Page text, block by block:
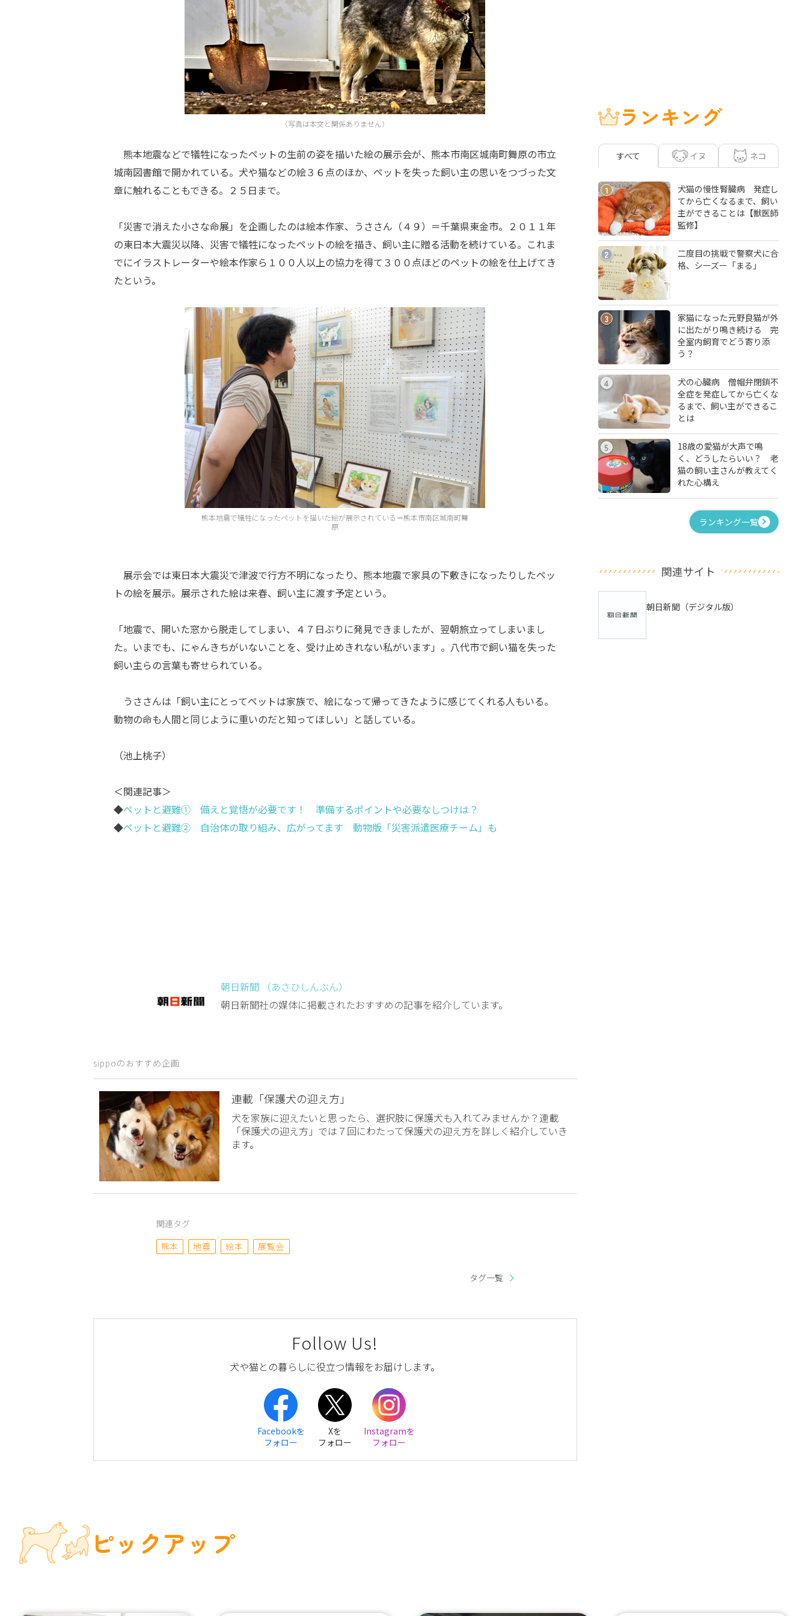
（写真は本文と関係ありません）
熊本地震などで犠牲になったペットの生前の姿を描いた絵の展示会が、熊本市南区城南町舞原の市立
城南図書館で開かれている。犬や猫などの絵３６点のほか、ペットを失った飼い主の思いをつづった文
章に触れることもできる。２５日まで。
「災害で消えた小さな命展」を企画したのは絵本作家、うささん（４９）＝千葉県東金市。２０１１年
の東日本大震災以降、災害で犠牲になったペットの絵を描き、飼い主に贈る活動を続けている。これま
でにイラストレーターや絵本作家ら１００人以上の協力を得て３００点ほどのペットの絵を仕上げてき
たという。
熊本地震で犠牲になったペットを描いた絵が展示されている＝熊本市南区城南町舞
原
展示会では東日本大震災で津波で行方不明になったり、熊本地震で家具の下敷きになったりしたペッ
トの絵を展示。展示された絵は来春、飼い主に渡す予定という。
「地震で、開いた窓から脱走してしまい、４７日ぶりに発見できましたが、翌朝旅立ってしまいまし
た。いまでも、にゃんきちがいないことを、受け止めきれない私がいます」。八代市で飼い猫を失った
飼い主らの言葉も寄せられている。
うささんは「飼い主にとってペットは家族で、絵になって帰ってきたように感じてくれる人もいる。
動物の命も人間と同じように重いのだと知ってほしい」と話している。
（池上桃子）
＜関連記事＞
◆ペットと避難① 備えと覚悟が必要です！ 準備するポイントや必要なしつけは？
◆ペットと避難② 自治体の取り組み、広がってます 動物版「災害派遣医療チーム」も
朝日新聞 （あさひしんぶん）
朝日新聞社の媒体に掲載されたおすすめの記事を紹介しています。
sippoのおすすめ企画
連載「保護犬の迎え方」
犬を家族に迎えたいと思ったら、選択肢に保護犬も入れてみませんか？連載
「保護犬の迎え方」では７回にわたって保護犬の迎え方を詳しく紹介していき
ます。
関連タグ
熊本
地震 絵本 展覧会
タグ一覧
Follow Us!
犬や猫との暮らしに役立つ情報をお届けします。
Facebookを
フォロー
Xを
フォロー
Instagramを
フォロー
ランキング
すべて イヌ ネコ
1
犬猫の慢性腎臓病 発症し
てから亡くなるまで、飼い
主ができることは【獣医師
監修】
2
二度目の挑戦で警察犬に合
格、シーズー「まる」
3
家猫になった元野良猫が外
に出たがり鳴き続ける 完
全室内飼育でどう寄り添
う？
4
犬の心臓病 僧帽弁閉鎖不
全症を発症してから亡くな
るまで、飼い主ができるこ
とは
5
18歳の愛猫が大声で鳴
く、どうしたらいい？ 老
猫の飼い主さんが教えてく
れた心構え
ランキング一覧
関連サイト
朝日新聞（デジタル版）
ピックアップ